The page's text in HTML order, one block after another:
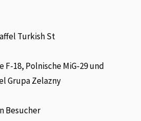
Turkish St
18, Polnische MiG-29 und
Grupa Zelazny
Besucher